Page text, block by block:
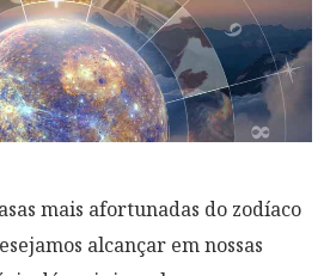
mais afortunadas do zodíaco
alcançar em nossas